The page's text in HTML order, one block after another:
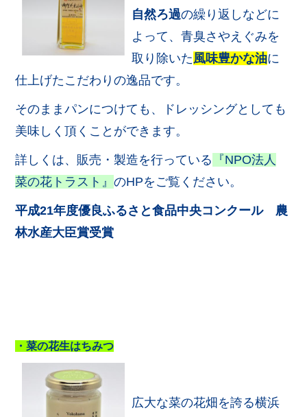
自然ろ過の繰り返しなどに
よって、青臭さやえぐみを
取り除いた風味豊かな油に
仕上げたこだわりの逸品です。
そのままパンにつけても、ドレッシングとしても
美味しく頂くことができます。
詳しくは、販売・製造を行っている
『NPO法人
菜の花トラスト』のHPをご覧ください。
平成21年度優良ふるさと食品中央コンクール 農
林水産大臣賞受賞
・菜の花生はちみつ
広大な菜の花畑を誇る横浜